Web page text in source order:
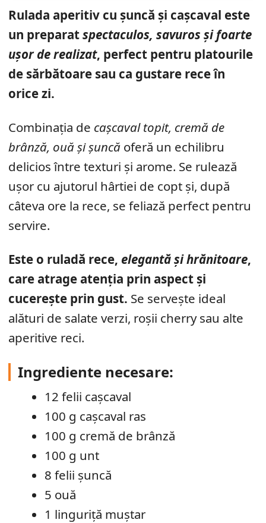
Rulada aperitiv cu șuncă și cașcaval este
un preparatspectaculos, savuros și foarte
ușor de realizat, perfect pentru platourile
de sărbătoare sau ca gustare rece în
orice zi.
Combinația de cașcaval topit, cremă de
brânză, ouă și șuncă oferă un echilibru
delicios între texturi și arome. Se rulează
ușor cu ajutorul hârtiei de copt și, după
câteva ore la rece, se feliază perfect pentru
servire.
Este o ruladă rece, elegantă și hrănitoare,
care atrage atenția prin aspect și
cucerește prin gust. Se servește ideal
alături de salate verzi, roșii cherry sau alte
aperitive reci.
Ingrediente necesare:
12 felii cașcaval
100 g cașcaval ras
100 g cremă de brânză
100 g unt
8 felii șuncă
5 ouă
1 linguriță muștar